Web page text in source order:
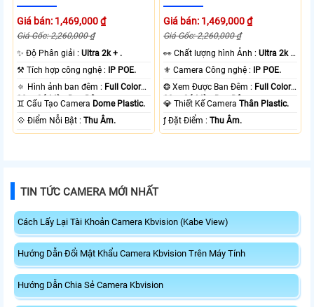
Giá bán: 1,469,000 ₫
Giá Gốc: 2,260,000 ₫
✨ Độ Phân giải :Ultra 2k + .
⚒ Tích hợp công nghệ : IP POE.
🔅 Hình ảnh ban đêm : Full Color
30m Có Màu Ban Ðêm.
♊ Cấu Tạo Camera Dome Plastic.
️💠 Điểm Nỗi Bật :Thu Âm.
Giá bán: 1,469,000 ₫
Giá Gốc: 2,260,000 ₫
️👀 Chất lượng hình Ảnh :Ultra 2k +
⚜️ Camera Công nghệ : IP POE.
❂ Xem Được Ban Đêm : Full Color
30m Có Màu Ban Ðêm.
💎 Thiết Kế CameraThân Plastic.
️ƒ Đặt Điểm :Thu Âm.
TIN TỨC CAMERA MỚI NHẤT
Cách Lấy Lại Tài Khoản Camera Kbvision (Kabe View)
Hướng Dẫn Đổi Mật Khẩu Camera Kbvision Trên Máy Tính
Hướng Dẫn Chia Sẻ Camera Kbvision